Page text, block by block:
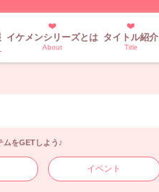
イケメンシリーズとは
About
タイトル紹介
Title
ムをGETしよう♪
イベント